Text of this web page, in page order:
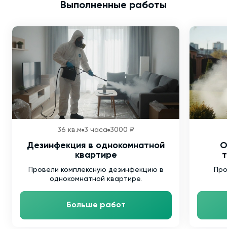
Выполненные работы
36 кв.м 3 часа 3000 ₽
Дезинфекция в однокомнатной
квартире
Провели комплексную дезинфекцию в
однокомнатной квартире.
Больше работ